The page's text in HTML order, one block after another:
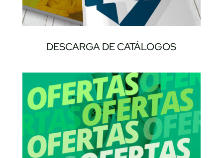
DESCARGA DE CATÁLOGOS